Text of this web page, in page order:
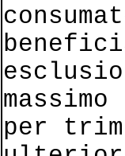
per